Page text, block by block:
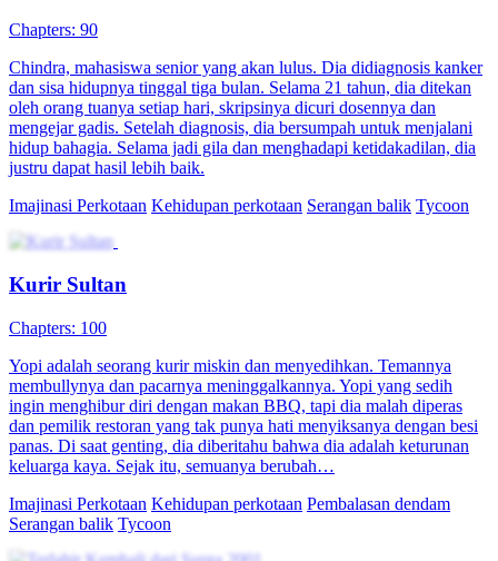
Chapters: 90
Chindra, mahasiswa senior yang akan lulus. Dia didiagnosis kanker
dan sisa hidupnya tinggal tiga bulan. Selama 21 tahun, dia ditekan
oleh orang tuanya setiap hari, skripsinya dicuri dosennya dan
mengejar gadis. Setelah diagnosis, dia bersumpah untuk menjalani
hidup bahagia. Selama jadi gila dan menghadapi ketidakadilan, dia
justru dapat hasil lebih baik.
Imajinasi Perkotaan Kehidupan perkotaan Serangan balik Tycoon
Kurir Sultan
Chapters: 100
Yopi adalah seorang kurir miskin dan menyedihkan. Temannya
membullynya dan pacarnya meninggalkannya. Yopi yang sedih
ingin menghibur diri dengan makan BBQ, tapi dia malah diperas
dan pemilik restoran yang tak punya hati menyiksanya dengan besi
panas. Di saat genting, dia diberitahu bahwa dia adalah keturunan
keluarga kaya. Sejak itu, semuanya berubah…
Imajinasi Perkotaan Kehidupan perkotaan Pembalasan dendam
Serangan balik Tycoon